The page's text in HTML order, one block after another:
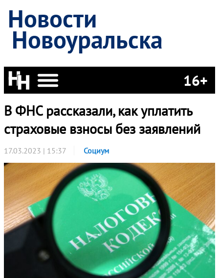
Новости
Новоуральска
16+
В ФНС рассказали, как уплатить
страховые взносы без заявлений
17.03.2023 | 15:37 Социум